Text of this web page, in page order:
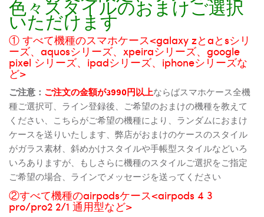
色々スタイルのおまけご選択
いただけます
① すべて機種のスマホケース<galaxy zとaとsシリ
ーズ、aquosシリーズ、xpeiraシリーズ、google
pixel シリーズ、ipadシリーズ、iphoneシリーズな
ど>
ご注意： ご注文の金額が3990円以上ならばスマホケース全機
種ご選択可、ライン登録後、ご希望のおまけの機種を教えて
ください、こちらがご希望の機種により、ランダムにおまけ
ケースを送りいたします、弊店がおまけのケースのスタイル
がガラス素材、斜めかけスタイルや手帳型スタイルなどいろ
いろありますが、もしさらに機種のスタイルご選択をご指定
ご希望の場合、ラインでメッセージを送ってください
②すべて機種のairpodsケース<airpods 4 3
pro/pro2 2/1 通用型など>